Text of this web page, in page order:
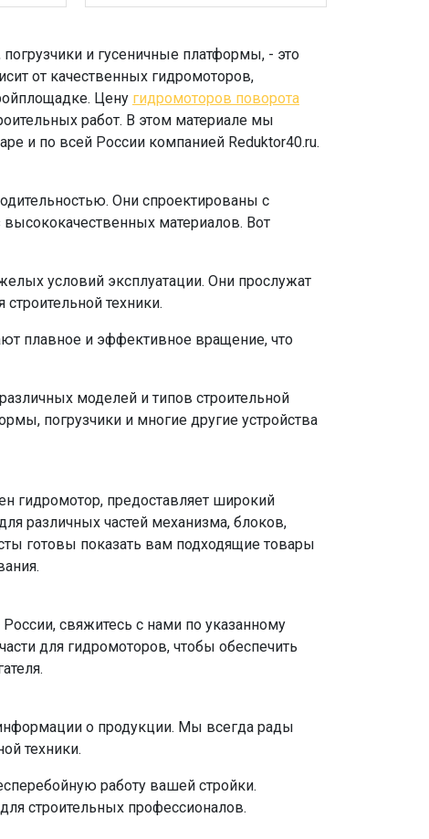
и гусеничные платформы, - это
от качественных гидромоторов,
Цену гидромоторов поворота
работ. В этом материале мы
и по всей России компанией Reduktor40.ru.
Они спроектированы с
материалов. Вот
условий эксплуатации. Они прослужат
техники.
плавное и эффективное вращение, что
моделей и типов строительной
погрузчики и многие другие устройства
гидромотор, предоставляет широкий
различных частей механизма, блоков,
готовы показать вам подходящие товары
свяжитесь с нами по указанному
для гидромоторов, чтобы обеспечить
о продукции. Мы всегда рады
техники.
работу вашей стройки.
строительных профессионалов.